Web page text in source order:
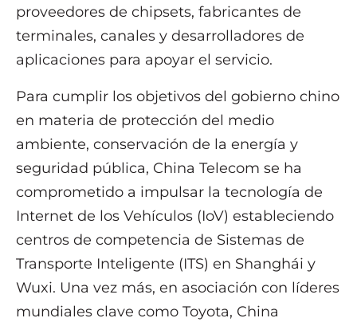
proveedores de chipsets, fabricantes de
terminales, canales y desarrolladores de
aplicaciones para apoyar el servicio.
Para cumplir los objetivos del gobierno chino
en materia de protección del medio
ambiente, conservación de la energía y
seguridad pública, China Telecom se ha
comprometido a impulsar la tecnología de
Internet de los Vehículos (IoV) estableciendo
centros de competencia de Sistemas de
Transporte Inteligente (ITS) en Shanghái y
Wuxi. Una vez más, en asociación con líderes
mundiales clave como Toyota, China